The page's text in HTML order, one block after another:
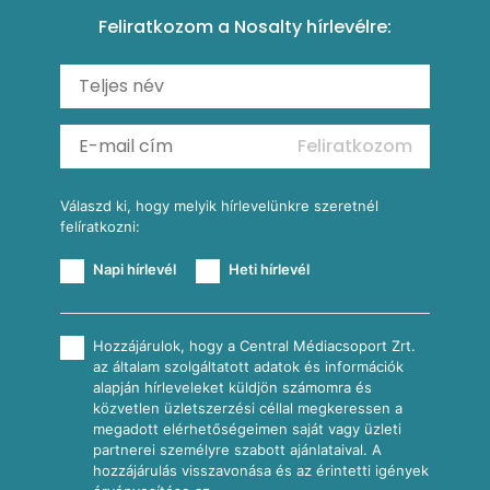
Carbonara
Shakshuka
Ratatouille
Mexikói húsleves kukorica salsával
Almás-kéksajtos kukoricasaláta
Köretek
Reggeli receptek
Feliratkozom a Nosalty hírlevélre:
Feliratkozom
Válaszd ki, hogy melyik hírlevelünkre szeretnél
felíratkozni:
Napi hírlevél Heti hírlevél
Hozzájárulok, hogy a Central Médiacsoport Zrt.
az általam szolgáltatott adatok és információk
alapján hírleveleket küldjön számomra és
közvetlen üzletszerzési céllal megkeressen a
megadott elérhetőségeimen saját vagy üzleti
partnerei személyre szabott ajánlataival. A
hozzájárulás visszavonása és az érintetti igények